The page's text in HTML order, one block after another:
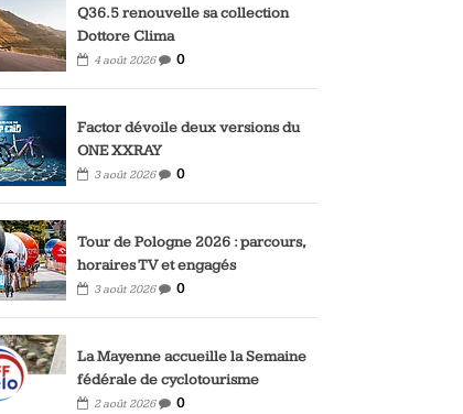
Q36.5 renouvelle sa collection
Dottore Clima
4 août 2026 0
Factor dévoile deux versions du
ONE XXRAY
3 août 2026 0
Tour de Pologne 2026 : parcours,
horaires TV et engagés
3 août 2026 0
La Mayenne accueille la Semaine
fédérale de cyclotourisme
2 août 2026 0